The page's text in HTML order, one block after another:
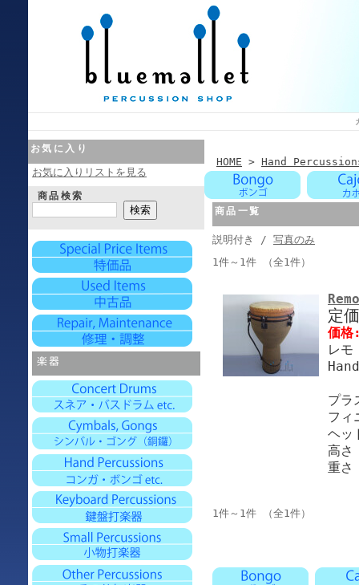
お気に入り
お気に入りリストを見る
商品検索
HOME > Hand
商品一覧
説明付き / 写真のみ
1件～1件 （全1件）
定
価
レ
プラ
フ
ヘッ
高
重
1件～1件 （全1件）